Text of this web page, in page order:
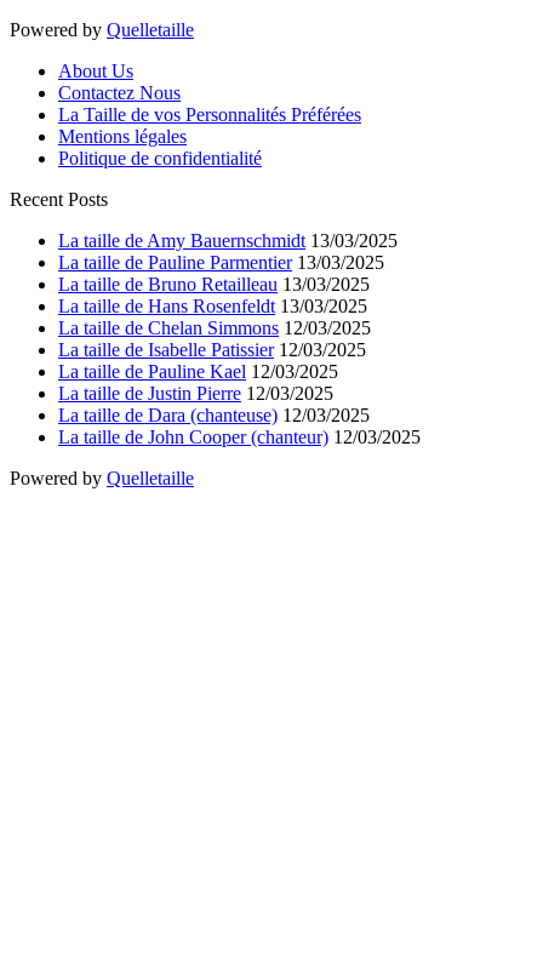
Powered by Quelletaille
About Us
Contactez Nous
La Taille de vos Personnalités Préférées
Mentions légales
Politique de confidentialité
Recent Posts
La taille de Amy Bauernschmidt 13/03/2025
La taille de Pauline Parmentier 13/03/2025
La taille de Bruno Retailleau 13/03/2025
La taille de Hans Rosenfeldt 13/03/2025
La taille de Chelan Simmons 12/03/2025
La taille de Isabelle Patissier 12/03/2025
La taille de Pauline Kael 12/03/2025
La taille de Justin Pierre 12/03/2025
La taille de Dara (chanteuse) 12/03/2025
La taille de John Cooper (chanteur) 12/03/2025
Powered by Quelletaille